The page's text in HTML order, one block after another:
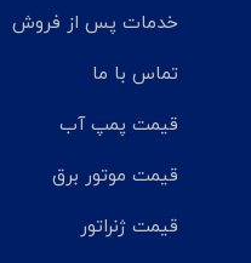
خدمات پس از فروش
تماس با ما
قیمت پمپ آب
قیمت موتور برق
قیمت ژنراتور